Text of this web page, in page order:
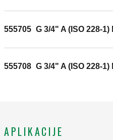
Priključak: G 1/2" A (ISO 228-
°C. Pretpunjenje: 2,5 bar.
555705 G 3/4" A (ISO 228-1)
555708 G 3/4" A (ISO 228-1)
APLIKACIJE